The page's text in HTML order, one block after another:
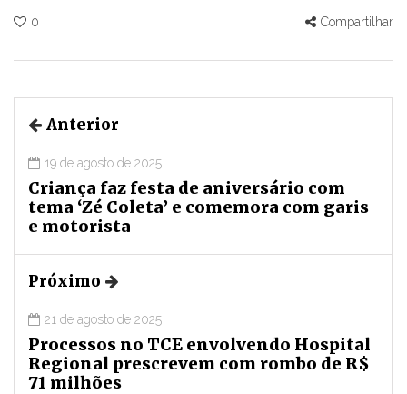
0 Compartilhar
Anterior
19 de agosto de 2025
Criança faz festa de aniversário com
tema ‘Zé Coleta’ e comemora com garis
e motorista
Próximo
21 de agosto de 2025
Processos no TCE envolvendo Hospital
Regional prescrevem com rombo de R$
71 milhões